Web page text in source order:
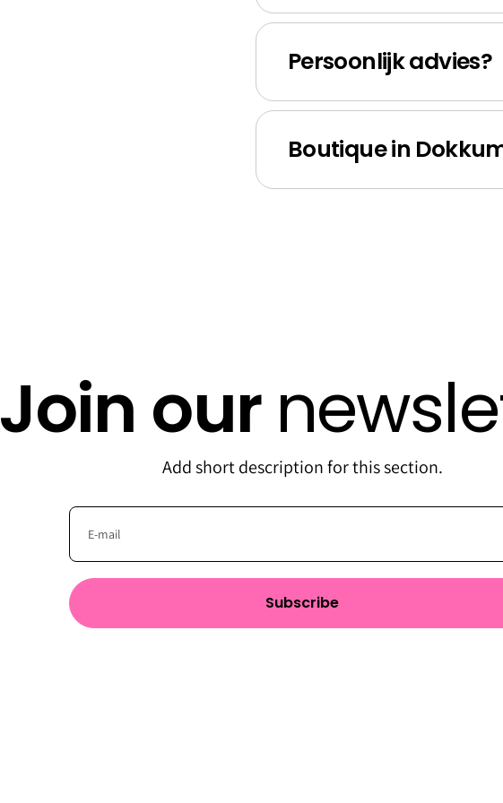
Persoonlijk advies?
Boutique in
Join our
Add short description for this section.
Subscribe